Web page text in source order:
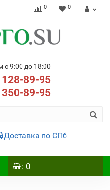
0 0
с 9:00 до 18:00
128-89-95
350-89-95
Доставка по СПб
: 0